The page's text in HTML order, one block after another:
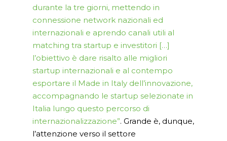
durante la tre giorni, mettendo in
connessione network nazionali ed
internazionali e aprendo canali utili al
matching tra startup e investitori […]
l’obiettivo è dare risalto alle migliori
startup internazionali e al contempo
esportare il Made in Italy dell’innovazione,
accompagnando le startup selezionate in
Italia lungo questo percorso di
internazionalizzazione”. Grande è, dunque,
l’attenzione verso il settore